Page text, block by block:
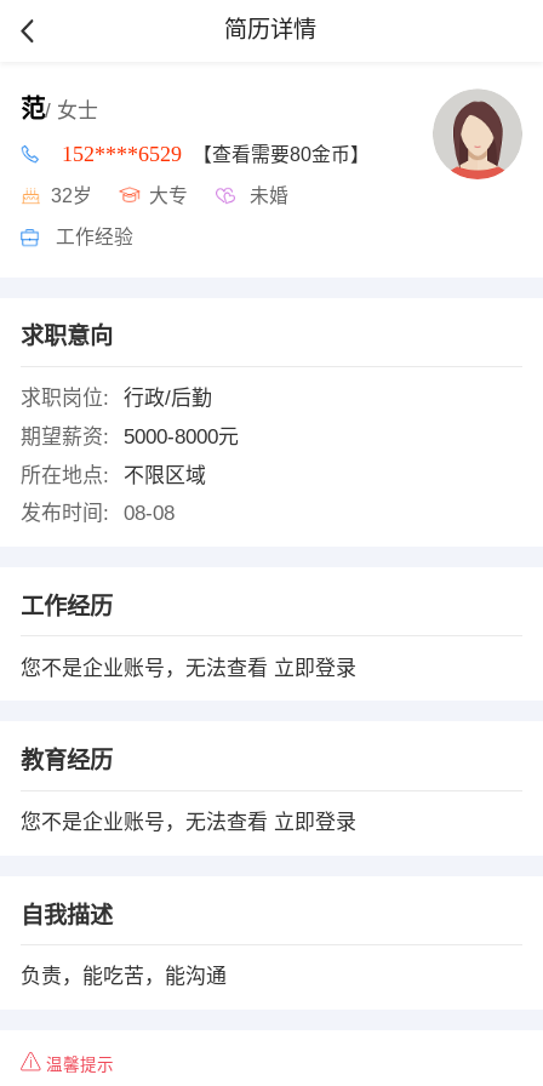
简历详情
范/ 女士
152****6529 【查看需要80金币】
32岁 大专 未婚
工作经验
求职意向
求职岗位:
行政/后勤
期望薪资:
5000-8000元
所在地点:
不限区域
发布时间:
08-08
工作经历
您不是企业账号，无法查看 立即登录
教育经历
您不是企业账号，无法查看 立即登录
自我描述
负责，能吃苦，能沟通
温馨提示